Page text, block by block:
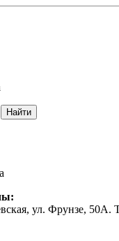
ул. Фрунзе, 50А.